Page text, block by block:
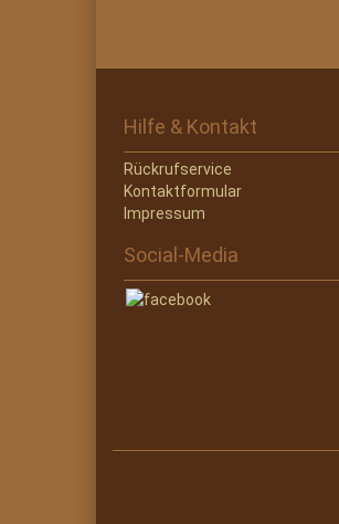
Hilfe & Kontakt
Rückrufservice
Kontaktformular
Impressum
Social-Media